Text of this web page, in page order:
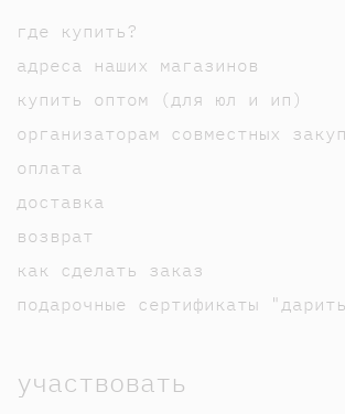
где купить?
адреса наших магазинов
купить оптом (для юл и ип)
организаторам совместных
оплата
доставка
возврат
как сделать заказ
подарочные сертификаты
участвовать